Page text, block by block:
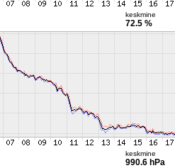
keskmine
72.5 %
keskmine
990.6 hPa